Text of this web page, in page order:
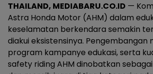
THAILAND, MEDIABARU.CO.ID —
Astra Honda Motor (AHM) dalam
keselamatan berkendara semakin
diakui eksistensinya. Pengembangan
program kampanye edukasi, serta
safety riding AHM dinobatkan